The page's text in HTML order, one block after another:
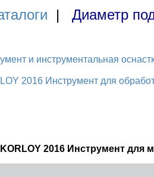
| Диаметр
и инструментальная
2016 Инструмент для
KORLOY 2016 Инструмент